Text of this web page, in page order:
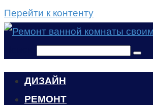
Перейти к контенту
ДИЗАЙН
РЕМОНТ